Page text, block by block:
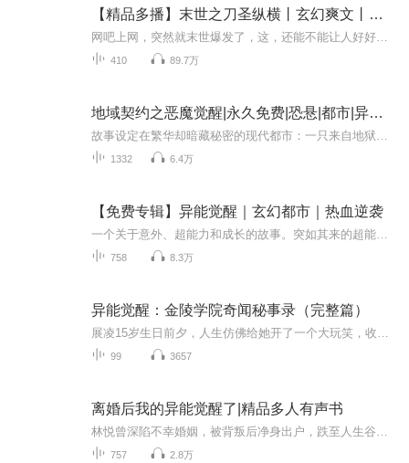
【精品多播】末世之刀圣纵横丨玄幻爽文丨异能觉醒丨全民进化
410 89.7万
地域契约之恶魔觉醒|永久免费|恐悬|都市|异能觉醒
1332 6.4万
【免费专辑】异能觉醒｜玄幻都市｜热血逆袭
758 8.3万
异能觉醒：金陵学院奇闻秘事录（完整篇）
99 3657
离婚后我的异能觉醒了|精品多人有声书
757 2.8万